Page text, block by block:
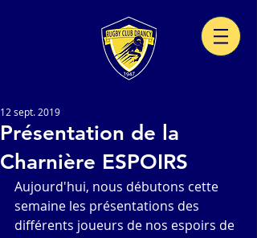
Présentation de la
Charnière ESPOIRS
12 sept. 2019
Aujourd'hui, nous débutons cette
semaine les présentations des
différents joueurs de nos espoirs de